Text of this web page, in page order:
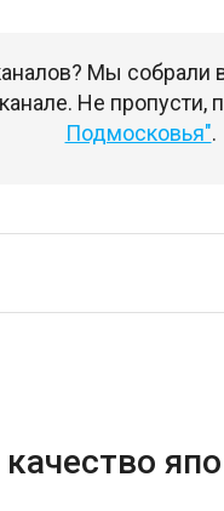
Мы
Не
Подмосковья".